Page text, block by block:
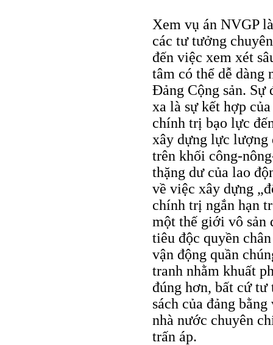
Xem vụ án NVGP
các tư tưởng
đến việc xem xét
tâm có thể dễ dàng
Đảng Cộng sản. Sự
xa là sự kết hợp
chính trị bạo lực
xây dựng lực lượng
trên khối công-
thặng dư của lao
về việc xây dựng
chính trị ngắn hạn
một thế giới vô sản
tiêu độc quyền
vận động quần
tranh nhằm khuất
đúng hơn, bất cứ
sách của đảng
nhà nước chuyên
trấn áp.